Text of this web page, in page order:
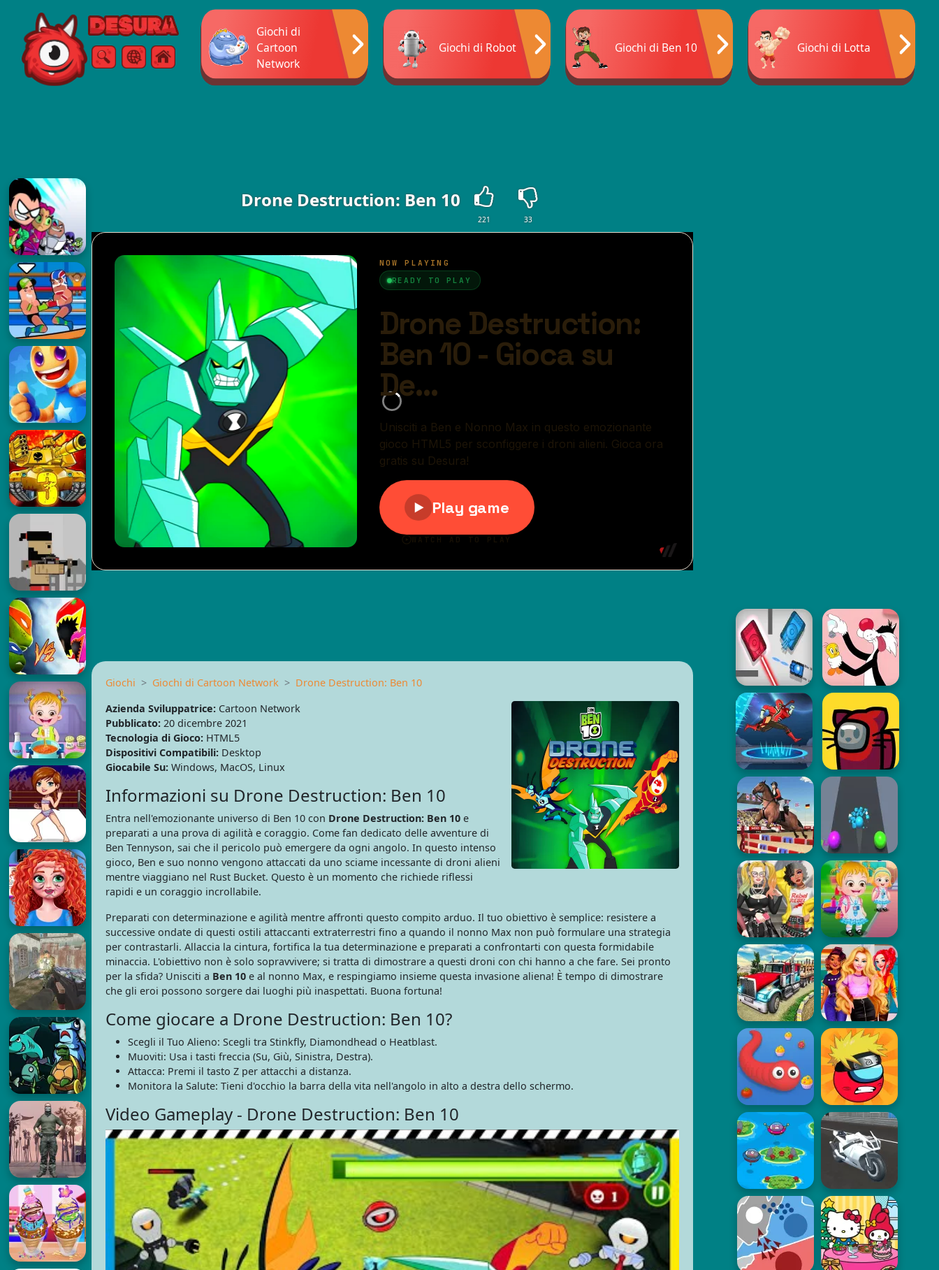
Free Online Games
RicercaMenù
Giochi di
Cartoon
Network
Giochi di Robot Giochi di Ben 10 Giochi di Lotta
Drone Destruction: Ben 10
221 33
Giochi Giochi di Cartoon Network
Drone Destruction: Ben 10
Azienda Sviluppatrice:Cartoon Network
Pubblicato:20 dicembre 2021
Tecnologia di Gioco:HTML5
Dispositivi Compatibili:Desktop
Giocabile Su:Windows, MacOS, Linux
Informazioni su Drone Destruction: Ben 10
Entra nell'emozionante universo di Ben 10 con Drone Destruction: Ben 10e
preparati a una prova di agilità e coraggio. Come fan dedicato delle avventure di
Ben Tennyson, sai che il pericolo può emergere da ogni angolo. In questo intenso
gioco, Ben e suo nonno vengono attaccati da uno sciame incessante di droni alieni
mentre viaggiano nel Rust Bucket. Questo è un momento che richiede riflessi
rapidi e un coraggio incrollabile.
Preparati con determinazione e agilità mentre affronti questo compito arduo. Il tuo obiettivo è semplice: resistere a
successive ondate di questi ostili attaccanti extraterrestri fino a quando il nonno Max non può formulare una strategia
per contrastarli. Allaccia la cintura, fortifica la tua determinazione e preparati a confrontarti con questa formidabile
minaccia. L'obiettivo non è solo sopravvivere; si tratta di dimostrare a questi droni con chi hanno a che fare. Sei pronto
per la sfida? Unisciti a Ben 10e al nonno Max, e respingiamo insieme questa invasione aliena! È tempo di dimostrare
che gli eroi possono sorgere dai luoghi più inaspettati. Buona fortuna!
Come giocare a Drone Destruction: Ben 10?
Scegli il Tuo Alieno: Scegli tra Stinkfly, Diamondhead o Heatblast.
Muoviti: Usa i tasti freccia (Su, Giù, Sinistra, Destra).
Attacca: Premi il tasto Z per attacchi a distanza.
Monitora la Salute: Tieni d'occhio la barra della vita nell'angolo in alto a destra dello schermo.
Video Gameplay - Drone Destruction: Ben 10